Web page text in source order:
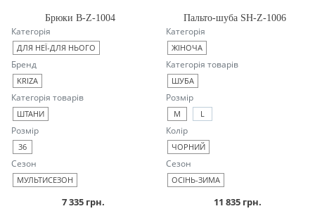
Брюки B-Z-1004
Категорія
ДЛЯ НЕЇ-ДЛЯ НЬОГО
Бренд
KRIZA
Категорія товарів
ШТАНИ
Розмір
36
Сезон
МУЛЬТИСЕЗОН
7 335 грн.
Пальто-шуба SH-Z-1006
Категорія
ЖІНОЧА
Категорія товарів
ШУБА
Розмір
M L
Колір
ЧОРНИЙ
Сезон
ОСІНЬ-ЗИМА
11 835 грн.